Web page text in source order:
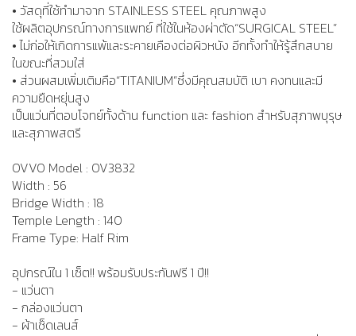
• วัสดุที่ใช้ทำมาจาก STAINLESS STEEL คุณภาพสูง
ใช้ผลิตอุปกรณ์ทางการแพทย์ ที่ใช้ในห้องผ่าตัด“SURGICAL STEEL”
• ไม่ก่อให้เกิดการแพ้และระคายเคืองต่อผิวหนัง อีกทั้งทำให้รู้สึกสบาย
ในขณะที่สวมใส่
• ส่วนผสมเพิ่มเติมคือ“TITANIUM”ซึ่งมีคุณสมบัติ เบา คงทนและมี
ความยืดหยุ่นสูง
เป็นแว่นที่ตอบโจทย์ทั้งด้าน function และ fashion สำหรับสุภาพบุรุษ
และสุภาพสตรี
OVVO Model : OV3832
Width : 56
Bridge Width : 18
Temple Length : 140
Frame Type: Half Rim
อุปกรณ์ใน 1 เซ็ต!! พร้อมรับประกันฟรี 1 ปี!!
- แว่นตา
- กล่องแว่นตา
- ผ้าเช็ดเลนส์